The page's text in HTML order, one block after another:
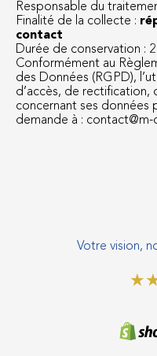
Responsable du
Finalité de la collecte :
contact
Durée de conservation : 2
Conformément au
des Données (RGPD),
d’accès, de
concernant ses données
demande à : contact@m-
Votre vision,
★